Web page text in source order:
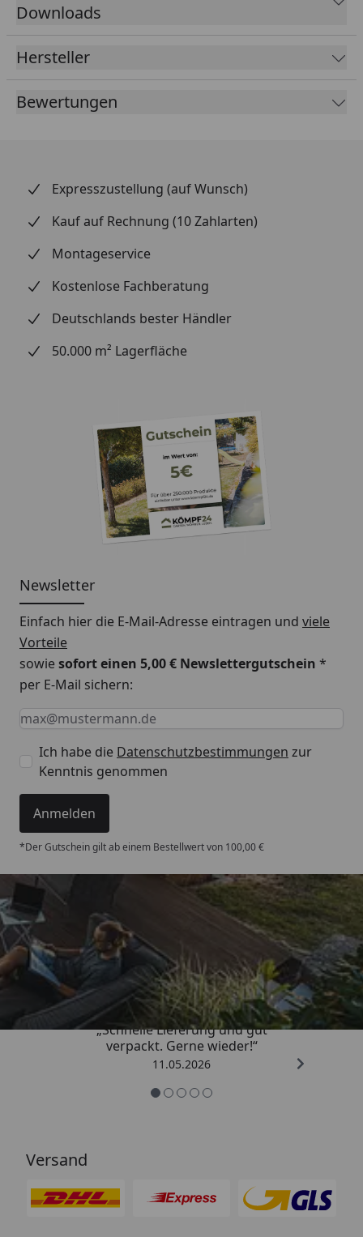
Downloads
Hersteller
Bewertungen
Expresszustellung (auf Wunsch)
Kauf auf Rechnung (10 Zahlarten)
Montageservice
Kostenlose Fachberatung
Deutschlands bester Händler
50.000 m² Lagerfläche
Newsletter
Einfach hier die E-Mail-Adresse eintragen und viele
Vorteile
sowiesofort einen 5,00 € Newslettergutschein *
per E-Mail sichern:
Keine Eingabe erforderlich
Eingabe erforderlich
E-Mail *
Ich habe die Datenschutzbestimmungen zur
Kenntnis genommen
Anmelden
*Der Gutschein gilt ab einem Bestellwert von 100,00 €
Trusted Shops
4,93/ 5
„Schnelle Lieferung und gut
verpackt. Gerne wieder!“
11.05.2026
Versand